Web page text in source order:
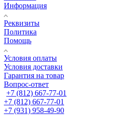
Информация
Реквизиты
Политика
Помощь
Условия оплаты
Условия доставки
Гарантия на товар
Вопрос-ответ
+7 (812) 667-77-01
+7 (812) 667-77-01
+7 (931) 958-49-90